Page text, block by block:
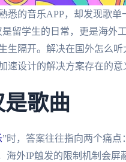
悉的音乐APP，却发现歌
留学生的日常，更是海外
生隔开。解决在国外怎么
设计的解决方案存在的意
歌曲
”时，答案往往指向两个痛
海外IP触发的限制机制会屏